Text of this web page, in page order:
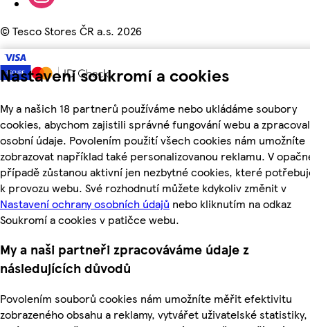
Nastavení soukromí a cookies
My a našich 18 partnerů používáme nebo ukládáme soubory
cookies, abychom zajistili správné fungování webu a
osobní údaje. Povolením použití všech cookies nám umožníte
zobrazovat například také personalizovanou reklamu. V
případě zůstanou aktivní jen nezbytné cookies, které
k provozu webu. Své rozhodnutí můžete kdykoliv změnit v
Nastavení ochrany osobních údajů nebo kliknutím na odkaz
Soukromí a cookies v patičce webu.
My a naši partneři zpracováváme údaje z
následujících důvodů
Povolením souborů cookies nám umožníte měřit efektivitu
zobrazeného obsahu a reklamy, vytvářet uživatelské statistiky,
©Tesco Stores ČR a.s. 2026